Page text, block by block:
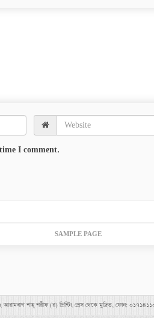
I comment.
SAMPLE PAGE
আরামবাগ শাহ্ শরীফ (র) প্রিন্টিং প্রেস থেকে মুদ্রিত,